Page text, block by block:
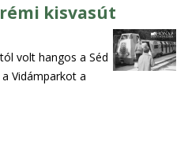
kisvasút
volt hangos a Séd
Vidámparkot a